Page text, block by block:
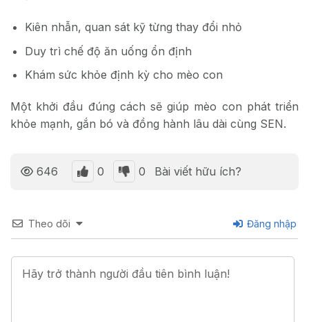
Kiên nhẫn, quan sát kỹ từng thay đổi nhỏ
Duy trì chế độ ăn uống ổn định
Khám sức khỏe định kỳ cho mèo con
Một khởi đầu đúng cách sẽ giúp mèo con phát triển
khỏe mạnh, gắn bó và đồng hành lâu dài cùng SEN.
646 0 0 Bài viết hữu ích?
Theo dõi Đăng nhập